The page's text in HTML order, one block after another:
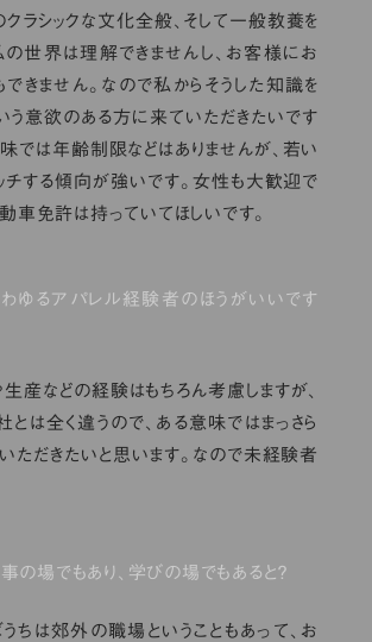
クラシックな文化全般、そして一般教養を
の世界は理解できませんし、お客様にお
できません。なので私からそうした知識を
う意欲のある方に来ていただきたいです
味では年齢制限などはありませんが、若い
チする傾向が強いです。女性も大歓迎で
動車免許は持っていてほしいです。
ゆるアパレル経験者のほうがいいです
産などの経験はもちろん考慮しますが、
とは全く違うので、ある意味ではまっさら
ただきたいと思います。なので未経験者
の場でもあり、学びの場でもあると？
ちは郊外の職場ということもあって、お